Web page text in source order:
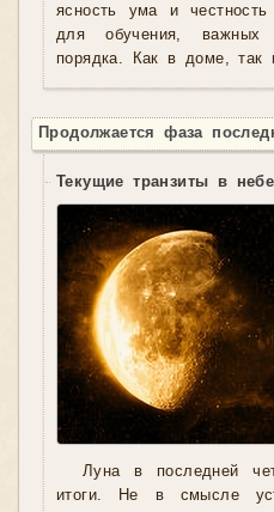
ясность ума и
для обучения, важных
порядка. Как в доме, так
Продолжается фаза
Текущие транзиты в
Луна в последней
итоги. Не в смысле